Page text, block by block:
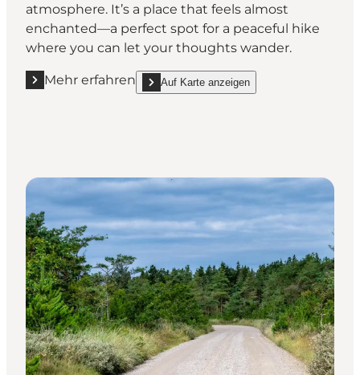
atmosphere. It’s a place that feels almost
enchanted—a perfect spot for a peaceful hike
where you can let your thoughts wander.
Mehr erfahren
Mehr erfahren "Fosdalen - Ein grünes, verborgenes
Auf Karte anzeigen
show Fosdalen - Ein grünes, verborgenes Tal